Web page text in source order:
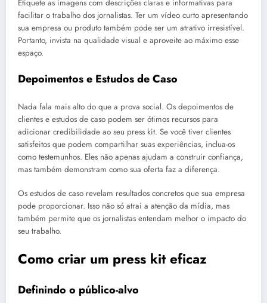
Etiquete as imagens com descrições claras e informativas para
facilitar o trabalho dos jornalistas. Ter um vídeo curto apresentando
sua empresa ou produto também pode ser um atrativo irresistível.
Portanto, invista na qualidade visual e aproveite ao máximo esse
espaço.
Depoimentos e Estudos de Caso
Nada fala mais alto do que a prova social. Os depoimentos de
clientes e estudos de caso podem ser ótimos recursos para
adicionar credibilidade ao seu press kit. Se você tiver clientes
satisfeitos que podem compartilhar suas experiências, inclua-os
como testemunhos. Eles não apenas ajudam a construir confiança,
mas também demonstram como sua oferta faz a diferença.
Os estudos de caso revelam resultados concretos que sua empresa
pode proporcionar. Isso não só atrai a atenção da mídia, mas
também permite que os jornalistas entendam melhor o impacto do
seu trabalho.
Como criar um press kit eficaz
Definindo o público-alvo